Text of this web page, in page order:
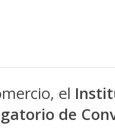
el
de